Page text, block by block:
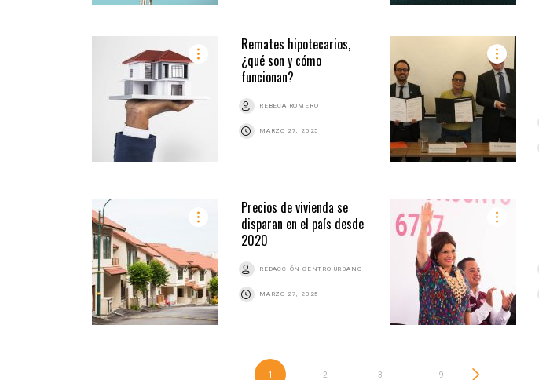
Remates hipotecarios,
¿qué son y cómo
funcionan?
REBECA ROMERO
MARZO 27, 2025
Precios de vivienda se
disparan en el país desde
2020
REDACCIÓN CENTRO URBANO
MARZO 27, 2025
1 2 3 9